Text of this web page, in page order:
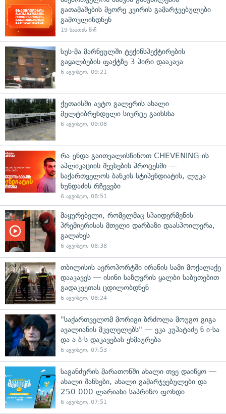
გათამაშების მეორე კვირის გამარჯვებულები
გამოვლინდნენ
19 საათის წინ
სუს-მა მარნეულში ტექინსპექტირების
გაყალბების ფაქტზე 3 პირი დააკავა
6 აგვისტო, 09:21
ქუთაისში ავტო გალერის ახალი
მულტიბრენდული სივრცე გაიხსნა
6 აგვისტო, 09:08
რა უნდა გაითვალისწინოთ CHEVENING-ის
აპლიკაციის შევსების პროცესში —
საქართველოს ბანკის სტიპენდიატის, ლუკა
ხუნდაძის რჩევები
6 აგვისტო, 08:51
მაყურებელი, რომელმაც სპაიდერმენის
პრემიერისას მთელი დარბაზი დაასპოილერა,
გალახეს
6 აგვისტო, 08:38
თბილისის აეროპორტში ირანის სამი მოქალაქე
დააკავეს — ისინი საზღვრის ყალბი საბუთებით
გადაკვეთას ცდილობდნენ
6 აგვისტო, 08:24
"საქართველომ მორიგი ბრძოლა მოუგო გიგა
ავალიანის მკვლელებს" — ეკა კუპატაძე ნ.ი-სა
და ა.ბ-ს დაკავებას ეხმაურება
6 აგვისტო, 07:53
საგანძურის მარათონში ახალი თვე დაიწყო —
ახალი შანსები, ახალი გამარჯვებულები და
250 000-ლარიანი საპრიზო ფონდი
6 აგვისტო, 07:51